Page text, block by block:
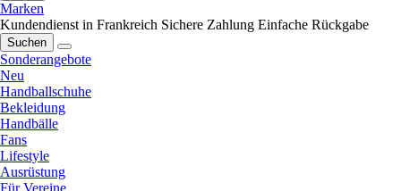
Marken
Kundendienst in Frankreich Sichere Zahlung Einfache Rückgabe
Suchen
Sonderangebote
Neu
Handballschuhe
Bekleidung
Handbälle
Fans
Lifestyle
Ausrüstung